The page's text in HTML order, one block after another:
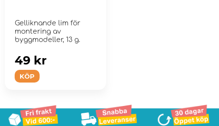
Gelliknande lim för
montering av
byggmodeller, 13 g.
KÖP
49 kr